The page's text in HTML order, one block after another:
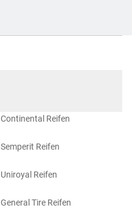
Continental Reifen
Semperit Reifen
Uniroyal Reifen
General Tire Reifen